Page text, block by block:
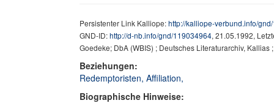
Persistenter Link Kalliope:http://kalliope-verbund.info/
GND-ID:http://d-nb.info/gnd/119034964, 21.05.1992,
Goedeke; DbA (WBIS) ; Deutsches Literaturarchiv, Kallias
Beziehungen:
Redemptoristen, Affiliation,
Biographische Hinweise: